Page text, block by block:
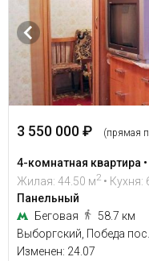
3 550 000 ₽ (прямая
4-комнатная квартира
Жилая: 44.50 м2 • Кухня:
Панельный
Беговая
58.7 км
Выборгский, Победа
Изменен: 24.07